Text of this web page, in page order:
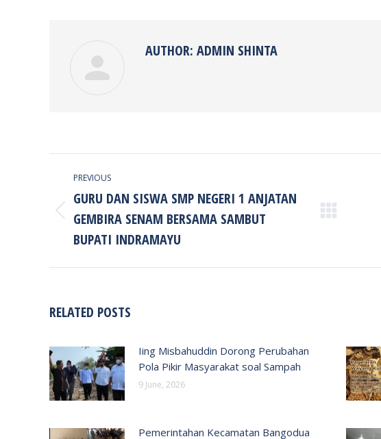
AUTHOR: ADMIN SHINTA
NAVIGATION
PREVIOUS
Previous
post:
GURU DAN SISWA SMP NEGERI 1 ANJATAN
GEMBIRA SENAM BERSAMA SAMBUT
BUPATI INDRAMAYU
RELATED POSTS
Iing Misbahuddin Dorong Perubahan
Pola Pikir Masyarakat soal Sampah
9 June, 2026
Pemerintahan Kecamatan Bangodua